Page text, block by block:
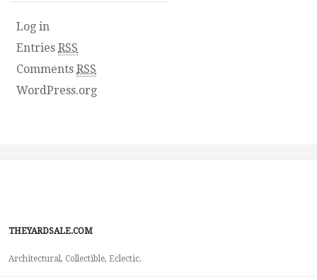
Log in
Entries RSS
Comments RSS
WordPress.org
THEYARDSALE.COM
Architectural, Collectible, Eclectic.